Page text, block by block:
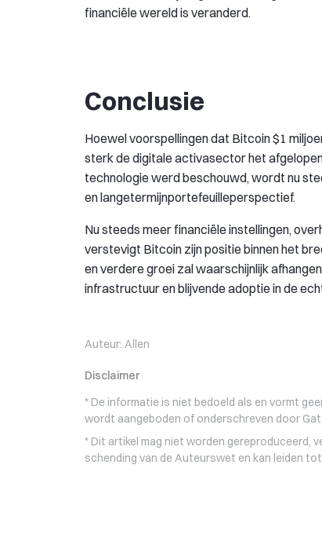
financiële wereld is veranderd.
Conclusie
Hoewel voorspellingen dat Bitcoin $1
sterk de digitale activasector het
technologie werd beschouwd, wordt nu
en langetermijnportefeuilleperspectief.
Nu steeds meer financiële instellingen,
verstevigt Bitcoin zijn positie binnen het
en verdere groei zal waarschijnlijk
infrastructuur en blijvende adoptie in de
Auteur: Allen
Disclaimer
* De informatie is niet bedoeld als en vormt
wordt aangeboden of onderschreven door
* Dit artikel mag niet worden gereproduceerd,
schending van de Auteurswet en kan leiden